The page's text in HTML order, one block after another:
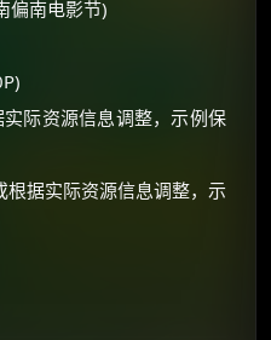
偏南电影节)
际资源信息调整，示例保
据实际资源信息调整，示
都可低价购买！
天 最低75元！